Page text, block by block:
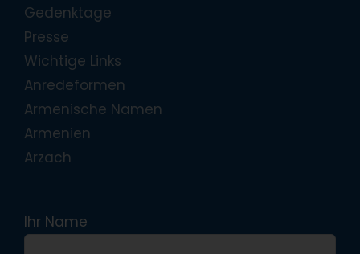
Gedenktage
Presse
Wichtige Links
Anredeformen
Armenische Namen
Armenien
Arzach
Ihr Name